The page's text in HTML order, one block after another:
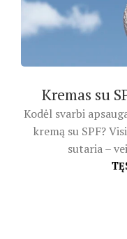
Kremas su
Kodėl svarbi
kremą su SPF?
sutaria –